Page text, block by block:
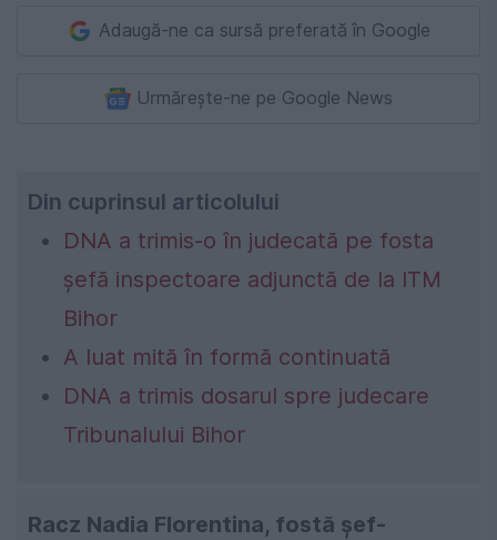
Adaugă-ne ca sursă preferată în Google
Urmărește-ne pe Google News
Din cuprinsul articolului
DNA a trimis-o în judecată pe fosta
șefă inspectoare adjunctă de la ITM
Bihor
A luat mită în formă continuată
DNA a trimis dosarul spre judecare
Tribunalului Bihor
Racz Nadia Florentina, fostă șef-